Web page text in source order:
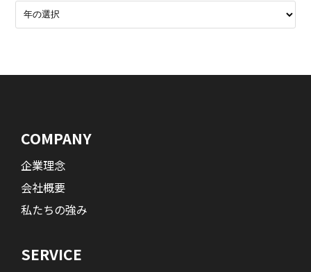
COMPANY
企業理念
会社概要
私たちの強み
SERVICE